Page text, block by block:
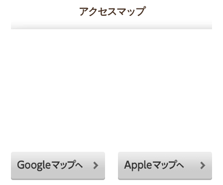
アクセスマップ